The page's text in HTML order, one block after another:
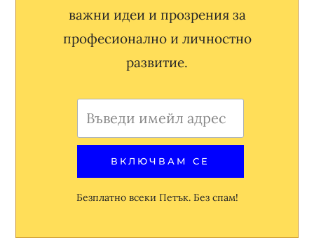
важни идеи и прозрения за
професионално и личностно
развитие.
Безплатно всеки Петък. Без спам!